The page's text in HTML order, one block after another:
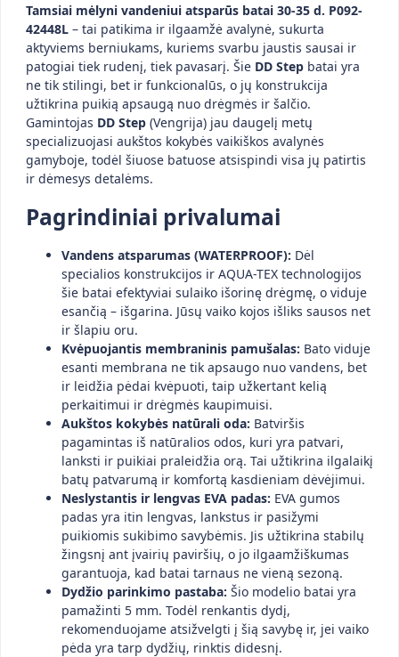
Tamsiai mėlyni vandeniui atsparūs batai 30-35 d. P092-
42448L – tai patikima ir ilgaamžė avalynė, sukurta
aktyviems berniukams, kuriems svarbu jaustis sausai ir
patogiai tiek rudenį, tiek pavasarį. Šie DD Step batai yra
ne tik stilingi, bet ir funkcionalūs, o jų konstrukcija
užtikrina puikią apsaugą nuo drėgmės ir šalčio.
Gamintojas DD Step (Vengrija) jau daugelį metų
specializuojasi aukštos kokybės vaikiškos avalynės
gamyboje, todėl šiuose batuose atsispindi visa jų patirtis
ir dėmesys detalėms.
Pagrindiniai privalumai
Vandens atsparumas (WATERPROOF): Dėl
specialios konstrukcijos ir AQUA-TEX technologijos
šie batai efektyviai sulaiko išorinę drėgmę, o viduje
esančią – išgarina. Jūsų vaiko kojos išliks sausos net
ir šlapiu oru.
Kvėpuojantis membraninis pamušalas: Bato viduje
esanti membrana ne tik apsaugo nuo vandens, bet
ir leidžia pėdai kvėpuoti, taip užkertant kelią
perkaitimui ir drėgmės kaupimuisi.
Aukštos kokybės natūrali oda: Batviršis
pagamintas iš natūralios odos, kuri yra patvari,
lanksti ir puikiai praleidžia orą. Tai užtikrina ilgalaikį
batų patvarumą ir komfortą kasdieniam dėvėjimui.
Neslystantis ir lengvas EVA padas: EVA gumos
padas yra itin lengvas, lankstus ir pasižymi
puikiomis sukibimo savybėmis. Jis užtikrina stabilų
žingsnį ant įvairių paviršių, o jo ilgaamžiškumas
garantuoja, kad batai tarnaus ne vieną sezoną.
Dydžio parinkimo pastaba: Šio modelio batai yra
pamažinti 5 mm. Todėl renkantis dydį,
rekomenduojame atsižvelgti į šią savybę ir, jei vaiko
pėda yra tarp dydžių, rinktis didesnį.